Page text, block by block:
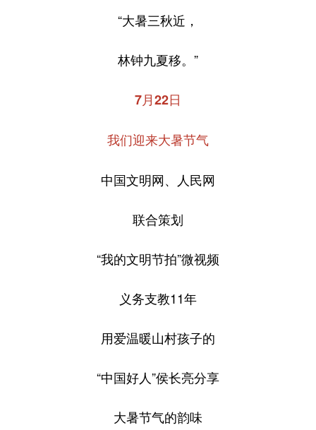
“大暑三秋近，
林钟九夏移。”
7月22日
我们迎来大暑节气
中国文明网、人民网
联合策划
“我的文明节拍”微视频
义务支教11年
用爱温暖山村孩子的
“中国好人”侯长亮分享
大暑节气的韵味